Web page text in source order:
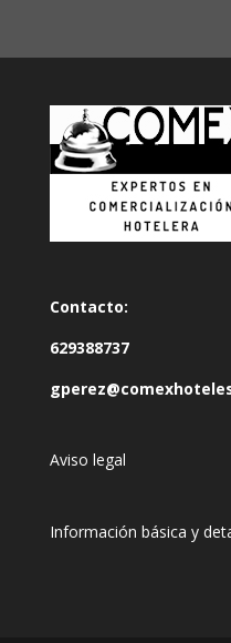
Contacto:
629388737
Aviso legal
Información básica y